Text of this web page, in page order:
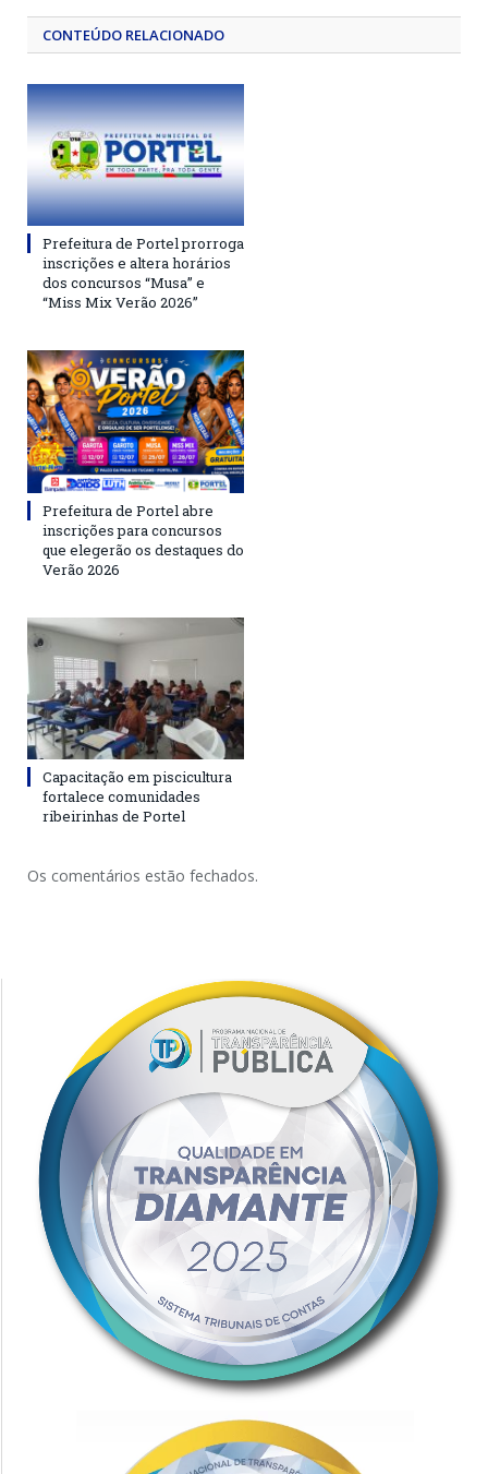
CONTEÚDO RELACIONADO
Prefeitura de Portel prorroga
inscrições e altera horários
dos concursos “Musa” e
“Miss Mix Verão 2026”
Prefeitura de Portel abre
inscrições para concursos
que elegerão os destaques do
Verão 2026
Capacitação em piscicultura
fortalece comunidades
ribeirinhas de Portel
Os comentários estão fechados.